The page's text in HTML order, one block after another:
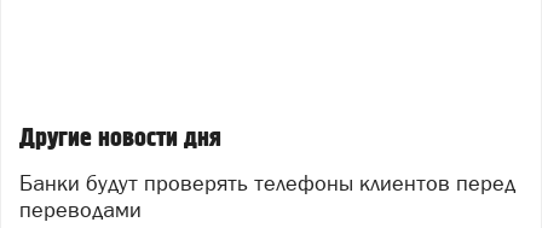
Другие новости дня
Банки будут проверять телефоны клиентов перед
переводами